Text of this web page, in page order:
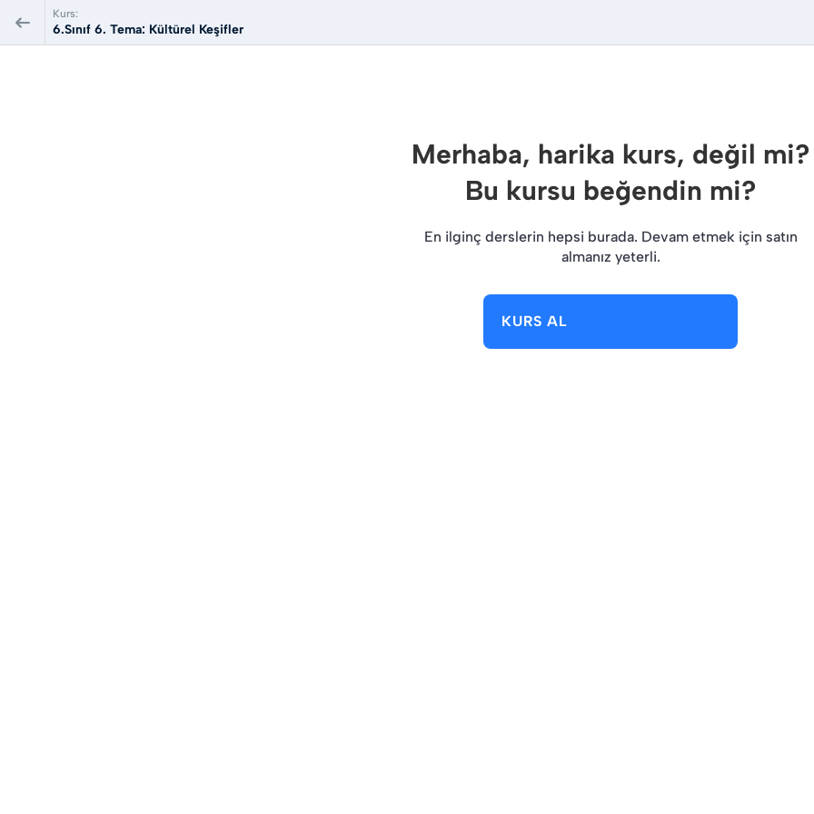
Kurs:
6.Sınıf 6. Tema: Kültürel Keşifler
Merhaba, harika kurs, değil mi?
Bu kursu beğendin mi?
En ilginç derslerin hepsi burada. Devam etmek için satın
almanız yeterli.
KURS AL